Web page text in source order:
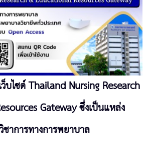
บไซต์ Thailand Nursing Research
Gateway ซึ่งเป็นแหล่ง
าการทางการพยาบาล